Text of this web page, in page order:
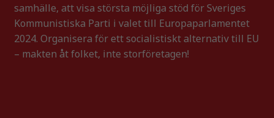
samhälle, att visa största möjliga stöd för Sveriges
Kommunistiska Parti i valet till Europaparlamentet
2024. Organisera för ett socialistiskt alternativ till EU
– makten åt folket, inte storföretagen!